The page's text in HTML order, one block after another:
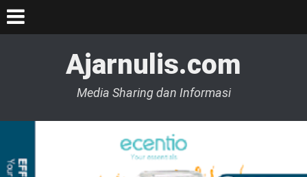
Ajarnulis.com
Media Sharing dan Informasi